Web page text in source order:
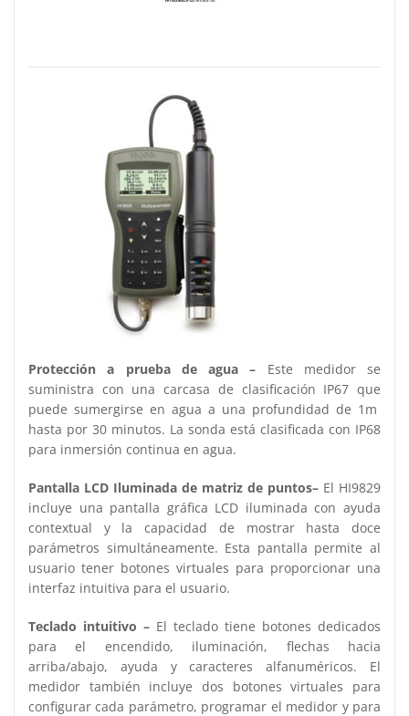
Protección a prueba de agua – Este medidor se
suministra con una carcasa de clasificación IP67 que
puede sumergirse en agua a una profundidad de 1m
hasta por 30 minutos. La sonda está clasificada con IP68
para inmersión continua en agua.
Pantalla LCD Iluminada de matriz de puntos– El HI9829
incluye una pantalla gráfica LCD iluminada con ayuda
contextual y la capacidad de mostrar hasta doce
parámetros simultáneamente. Esta pantalla permite al
usuario tener botones virtuales para proporcionar una
interfaz intuitiva para el usuario.
Teclado intuitivo – El teclado tiene botones dedicados
para el encendido, iluminación, flechas hacia
arriba/abajo, ayuda y caracteres alfanuméricos. El
medidor también incluye dos botones virtuales para
configurar cada parámetro, programar el medidor y para